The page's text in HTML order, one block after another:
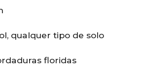
qualquer tipo de solo
floridas